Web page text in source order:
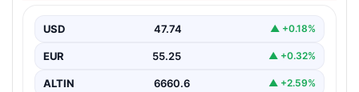
Dijital ortamında insanların güvenli bir tarzda bağlantı
Halen…
USD 47.74 ▲ +0.18%
EUR 55.25 ▲ +0.32%
ALTIN 6660.6 ▲ +2.59%